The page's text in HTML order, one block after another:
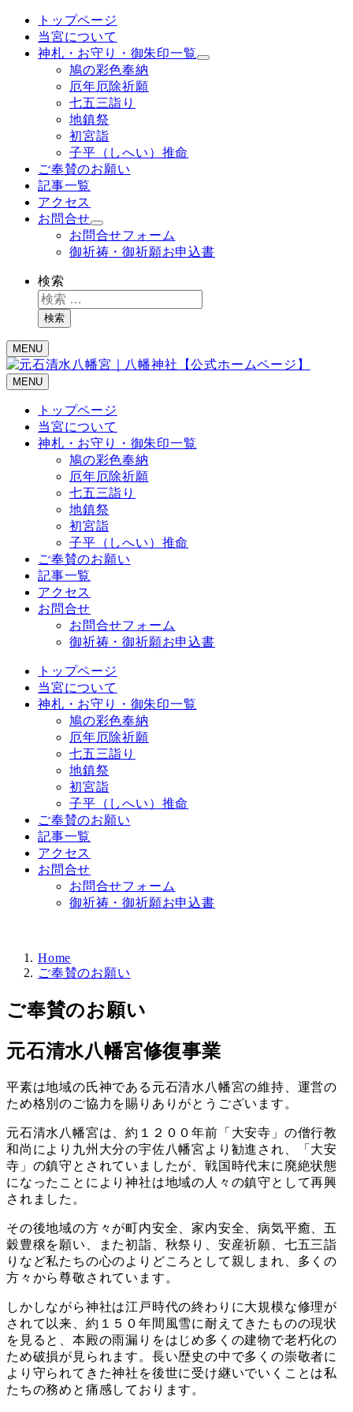
トップページ
当宮について
神札・お守り・御朱印一覧
鳩の彩色奉納
厄年厄除祈願
七五三詣り
地鎮祭
初宮詣
子平（しへい）推命
ご奉賛のお願い
記事一覧
アクセス
お問合せ
お問合せフォーム
御祈祷・御祈願お申込書
検索
検索
MENU
MENU
トップページ
当宮について
神札・お守り・御朱印一覧
鳩の彩色奉納
厄年厄除祈願
七五三詣り
地鎮祭
初宮詣
子平（しへい）推命
ご奉賛のお願い
記事一覧
アクセス
お問合せ
お問合せフォーム
御祈祷・御祈願お申込書
トップページ
当宮について
神札・お守り・御朱印一覧
鳩の彩色奉納
厄年厄除祈願
七五三詣り
地鎮祭
初宮詣
子平（しへい）推命
ご奉賛のお願い
記事一覧
アクセス
お問合せ
お問合せフォーム
御祈祷・御祈願お申込書
Home
ご奉賛のお願い
ご奉賛のお願い
元石清水八幡宮修復事業
平素は地域の氏神である元石清水八幡宮の維持、運営の
ため格別のご協力を賜りありがとうございます。
元石清水八幡宮は、約１２００年前「大安寺」の僧行教
和尚により九州大分の宇佐八幡宮より勧進され、「大安
寺」の鎮守とされていましたが、戦国時代末に廃絶状態
になったことにより神社は地域の人々の鎮守として再興
されました。
その後地域の方々が町内安全、家内安全、病気平癒、五
穀豊穣を願い、また初詣、秋祭り、安産祈願、七五三詣
りなど私たちの心のよりどころとして親しまれ、多くの
方々から尊敬されています。
しかしながら神社は江戸時代の終わりに大規模な修理が
されて以来、約１５０年間風雪に耐えてきたものの現状
を見ると、本殿の雨漏りをはじめ多くの建物で老朽化の
ため破損が見られます。長い歴史の中で多くの崇敬者に
より守られてきた神社を後世に受け継いでいくことは私
たちの務めと痛感しております。